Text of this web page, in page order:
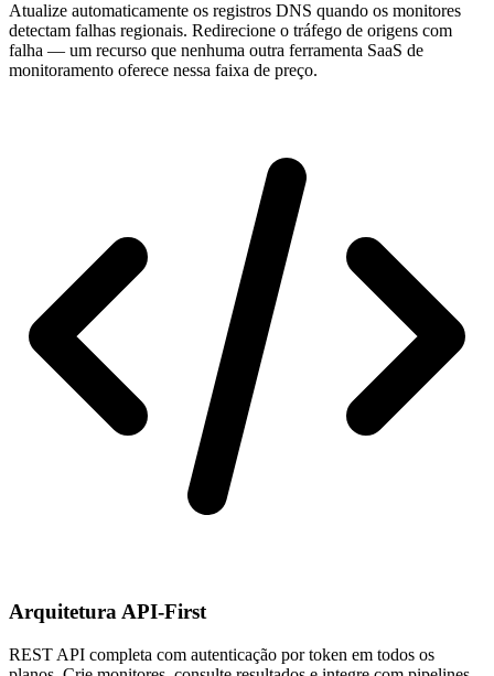
Atualize automaticamente os registros DNS quando os monitores
detectam falhas regionais. Redirecione o tráfego de origens com
falha — um recurso que nenhuma outra ferramenta SaaS de
monitoramento oferece nessa faixa de preço.
Arquitetura API-First
REST API completa com autenticação por token em todos os